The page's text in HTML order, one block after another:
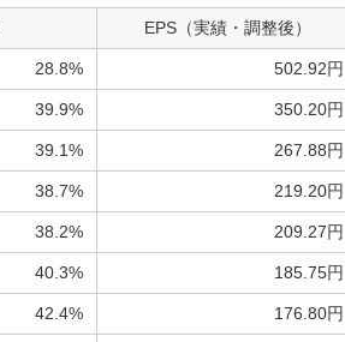
EPS（実績・調整後）
28.8% 502.92円
39.9% 350.20円
39.1% 267.88円
38.7% 219.20円
38.2% 209.27円
40.3% 185.75円
42.4% 176.80円